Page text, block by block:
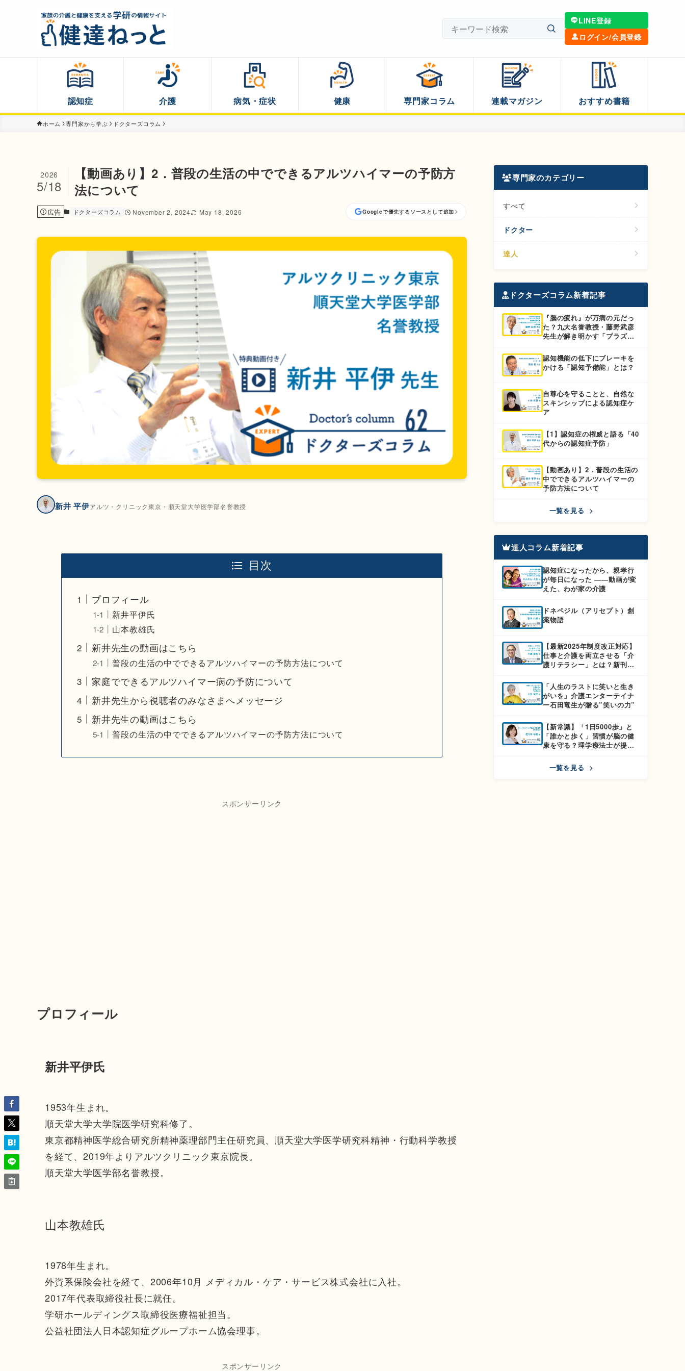
LINE登録
ログイン/会員登録
認知症 介護 病気・症状 健康 専門家コラム 連載マガジン おすすめ書籍
ホーム 専門家から学ぶ ドクターズコラム
【動画あり】2．普段の生活の中でできるアルツハイマーの予防方
法について
2026
5/18
広告 ドクターズコラム November 2, 2024 May 18, 2026 Googleで優先するソースとして追加
新井 平伊アルツ・クリニック東京・順天堂大学医学部名誉教授
目次
プロフィール
新井平伊氏
山本教雄氏
新井先生の動画はこちら
普段の生活の中でできるアルツハイマーの予防方法について
家庭でできるアルツハイマー病の予防について
新井先生から視聴者のみなさまへメッセージ
新井先生の動画はこちら
普段の生活の中でできるアルツハイマーの予防方法について
スポンサーリンク
プロフィール
新井平伊氏
1953年生まれ。
順天堂大学大学院医学研究科修了。
東京都精神医学総合研究所精神薬理部門主任研究員、順天堂大学医学研究科精神・行動科学教授
を経て、2019年よりアルツクリニック東京院長。
順天堂大学医学部名誉教授。
山本教雄氏
1978年生まれ。
外資系保険会社を経て、2006年10月 メディカル・ケア・サービス株式会社に入社。
2017年代表取締役社長に就任。
学研ホールディングス取締役医療福祉担当。
公益社団法人日本認知症グループホーム協会理事。
スポンサーリンク
専門家のカテゴリー
すべて
ドクター
達人
ドクターズコラム新着記事
『脳の疲れ』が万病の元だっ
た？九大名誉教授・藤野武彦
先生が解き明かす「プラズマ
認知機能の低下にブレーキを
かける「認知予備能」とは？
自尊心を守ることと、自然な
スキンシップによる認知症ケ
ア
【1】認知症の権威と語る「40
代からの認知症予防」
【動画あり】2．普段の生活の
中でできるアルツハイマーの
予防方法について
一覧を見る
達人コラム新着記事
認知症になったから、親孝行
が毎日になった ――動画が変
えた、わが家の介護
ドネペジル（アリセプト）創
薬物語
【最新2025年制度改正対応】
仕事と介護を両立させる「介
護リテラシー」とは？新刊
事を辞めないための本』徹底
解説
「人生のラストに笑いと生き
がいを」介護エンターテイナ
ー石田竜生が贈る”笑いの力”
【新常識】「1日5000歩」と
「誰かと歩く」習慣が脳の健
康を守る？理学療法士が提案
一覧を見る